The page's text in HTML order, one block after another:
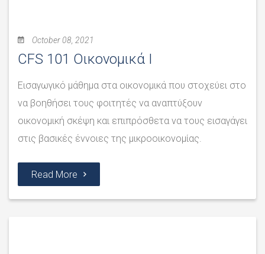
October 08, 2021
CFS 101 Οικονομικά I
Εισαγωγικό μάθημα στα οικονομικά που στοχεύει στο
να βοηθήσει τους φοιτητές να αναπτύξουν
οικονομική σκέψη και επιπρόσθετα να τους εισαγάγει
στις βασικές έννοιες της μικροοικονομίας.
Read More